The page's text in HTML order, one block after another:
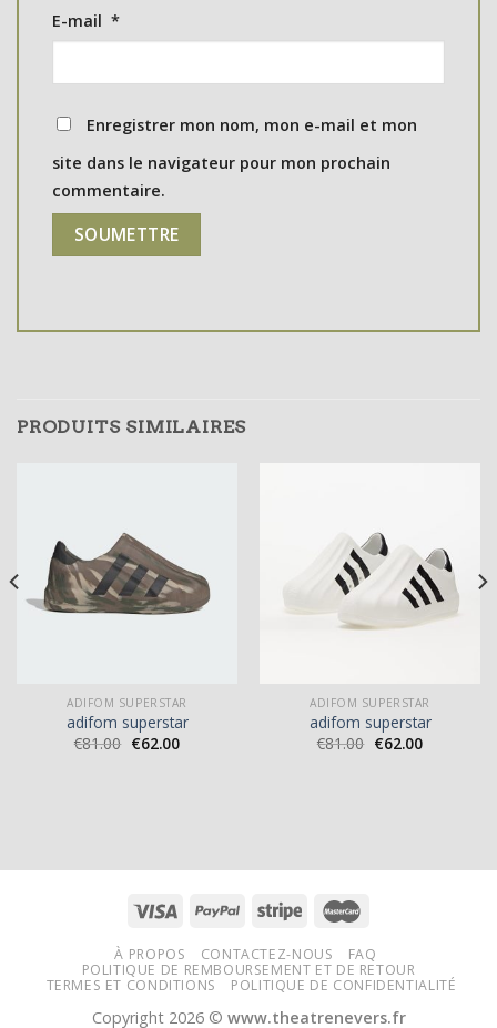
E-mail *
Enregistrer mon nom, mon e-mail et mon
site dans le navigateur pour mon prochain
commentaire.
PRODUITS SIMILAIRES
ADIFOM SUPERSTAR
adifom superstar
€81.00 €62.00
ADIFOM SUPERSTAR
adifom superstar
€81.00 €62.00
À PROPOS CONTACTEZ-NOUS
FAQ
POLITIQUE DE REMBOURSEMENT ET DE RETOUR
TERMES ET CONDITIONS
POLITIQUE DE CONFIDENTIALITÉ
Copyright 2026 © www.theatrenevers.fr